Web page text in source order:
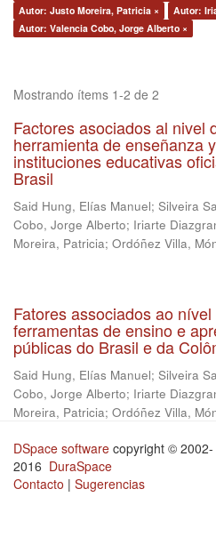
Autor: Justo Moreira, Patricia ×
Autor:
Autor: Valencia Cobo, Jorge Alberto ×
Mostrando ítems 1-2 de 2
Factores asociados al nivel
herramienta de enseñanza
instituciones educativas
Brasil
Said Hung, Elías Manuel; Silveira
Cobo, Jorge Alberto; Iriarte
Moreira, Patricia; Ordóñez Villa,
Fatores associados ao
ferramentas de ensino e
públicas do Brasil e da
Said Hung, Elías Manuel; Silveira
Cobo, Jorge Alberto; Iriarte
Moreira, Patricia; Ordóñez Villa,
DSpace software copyright © 2002-
2016 DuraSpace
Contacto | Sugerencias